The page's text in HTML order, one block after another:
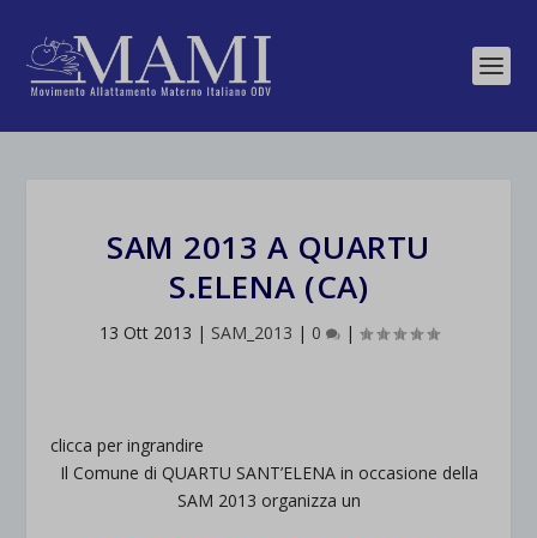
SAM 2013 A QUARTU
S.ELENA (CA)
13 Ott 2013 | SAM_2013 | 0 |
clicca per ingrandire
Il Comune di QUARTU SANT’ELENA in occasione della
SAM 2013 organizza un